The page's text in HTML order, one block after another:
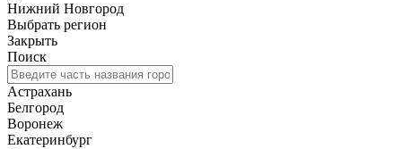
Нижний Новгород
Выбрать регион
Закрыть
Поиск
Астрахань
Белгород
Воронеж
Екатеринбург